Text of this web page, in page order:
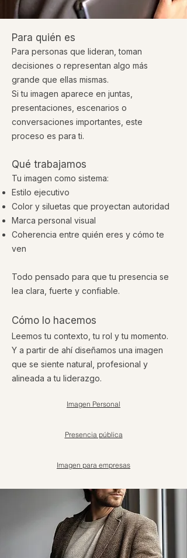
Para quién es
Para personas que lideran, toman
decisiones o representan algo más
grande que ellas mismas.
Si tu imagen aparece en juntas,
presentaciones, escenarios o
conversaciones importantes, este
proceso es para ti.
Qué trabajamos
Tu imagen como sistema:
Estilo ejecutivo
Color y siluetas que proyectan autoridad
Marca personal visual
Coherencia entre quién eres y cómo te
ven
Todo pensado para que tu presencia se
lea clara, fuerte y confiable.
Cómo lo hacemos
Leemos tu contexto, tu rol y tu momento.
Y a partir de ahí diseñamos una imagen
que se siente natural, profesional y
alineada a tu liderazgo.
Imagen Personal
Presencia pública
Imagen para empresas